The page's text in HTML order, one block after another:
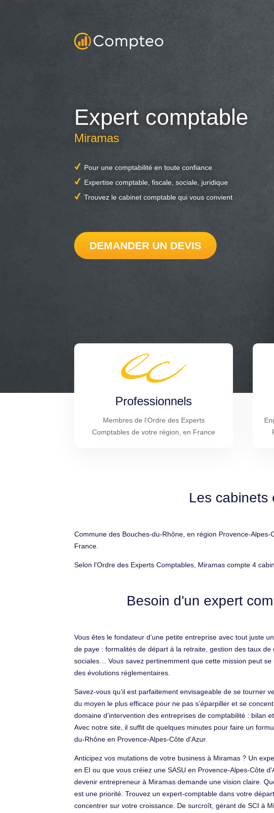
Expert comptable
Miramas
Pour une comptabilité en toute confiance
Expertise comptable, fiscale, sociale, juridique
Trouvez le cabinet comptable qui vous convient
DEMANDER UN DEVIS
Professionnels
Membres de l'Ordre des Experts
Comptables de votre région, en France
Les cabinets
Commune des Bouches-du-Rhône, en région Provence-
France.
Selon l'Ordre des Experts Comptables, Miramas compte 4
Besoin d'un expert
Vous êtes le fondateur d’une petite entreprise avec tout juste
de paye : formalités de départ à la retraite, gestion des taux
sociales… Vous savez pertinemment que cette mission peut
des évolutions réglementaires.
Savez-vous qu’il est parfaitement envisageable de se tourner
du moyen le plus efficace pour ne pas s’éparpiller et se
domaine d’intervention des entreprises de comptabilité : bilan
Avec notre site, il suffit de quelques minutes pour faire un
du-Rhône en Provence-Alpes-Côte d'Azur.
Anticipez vos mutations de votre business à Miramas ? Un
en EI ou que vous créiez une SASU en Provence-Alpes-Côte
devenir entrepreneur à Miramas demande une vision claire.
est une priorité. Trouvez un expert-comptable dans votre
concentrer sur votre croissance. De surcroît, gérant de SCI à